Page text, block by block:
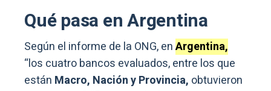
Qué pasa en Argentina
Según el informe de la ONG, enArgentina,
“los cuatro bancos evaluados, entre los que
están Macro, Nación y Provincia, obtuvieron